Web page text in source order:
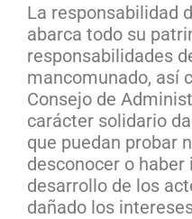
La responsabilidad
abarca todo su
responsabilidades
mancomunado, así
Consejo de
carácter solidario
que puedan probar
desconocer o
desarrollo de los
dañado los